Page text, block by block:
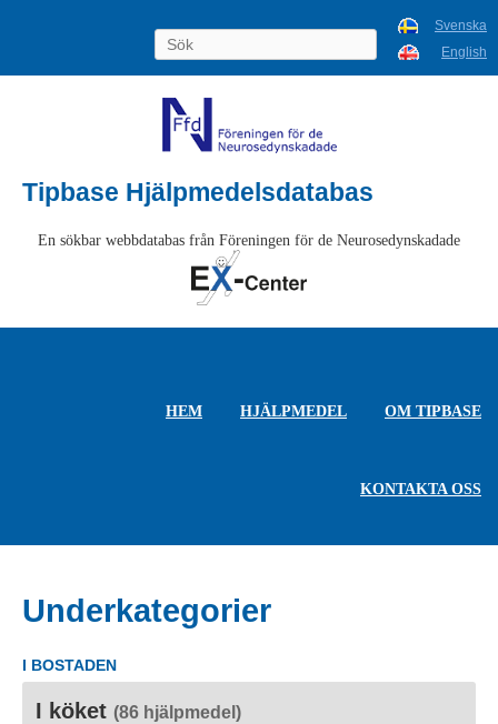
Svenska
English
Tipbase Hjälpmedelsdatabas
En sökbar webbdatabas från Föreningen för de Neurosedynskadade
HEM HJÄLPMEDEL OM TIPBASE
KONTAKTA OSS
Underkategorier
I BOSTADEN
I köket (86 hjälpmedel)